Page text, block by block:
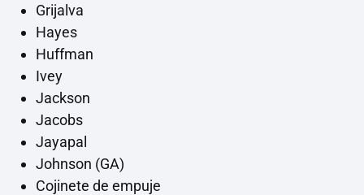
Grijalva
Hayes
Huffman
Ivey
Jackson
Jacobs
Jayapal
Johnson (GA)
Cojinete de empuje